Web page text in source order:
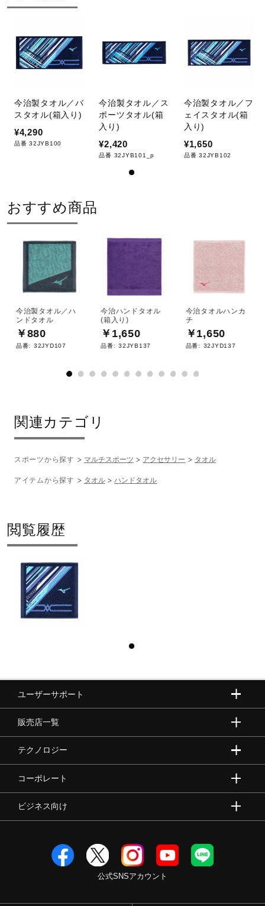
サポート
取扱店一覧
今治製タオル／バ
スタオル(箱入り)
¥4,290
品番 32JYB100
今治製タオル／ス
ポーツタオル(箱
入り)
¥2,420
品番 32JYB101_p
今治製タオル／フ
ェイスタオル(箱
入り)
¥1,650
品番 32JYB102
おすすめ商品
今治製タオル／ハ
ンドタオル
￥880
品番: 32JYD107
今治ハンドタオル
(箱入り)
￥1,650
品番: 32JYB137
今治タオルハンカ
チ
￥1,650
品番: 32JYD137
関連カテゴリ
スポーツから探す マルチスポーツ アクセサリー タオル
アイテムから探す タオル ハンドタオル
閲覧履歴
ユーザーサポート
販売店一覧
テクノロジー
コーポレート
ビジネス向け
公式SNSアカウント